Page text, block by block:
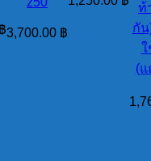
3,700.00 ฿
ท้
กัน
ใ
(